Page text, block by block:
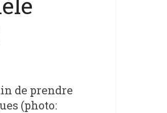
de prendre
(photo: